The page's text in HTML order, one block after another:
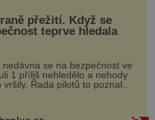
přežití. Když se
teprve hledala
nedávna se na bezpečnost ve
1 příliš nehledělo a nehody
vršily. Řada pilotů to poznala
kůži, často s trvalými
nebo bohužel i ztrátou
Dnes nepochopiteln...